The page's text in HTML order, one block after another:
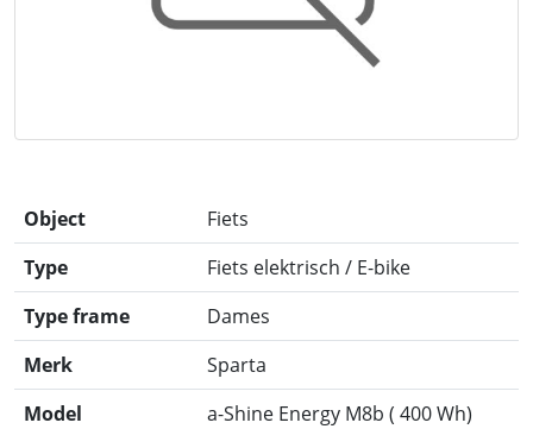
Object
Fiets
Type
Fiets elektrisch / E-bike
Type frame
Dames
Merk
Sparta
Model
a-Shine Energy M8b ( 400 Wh)